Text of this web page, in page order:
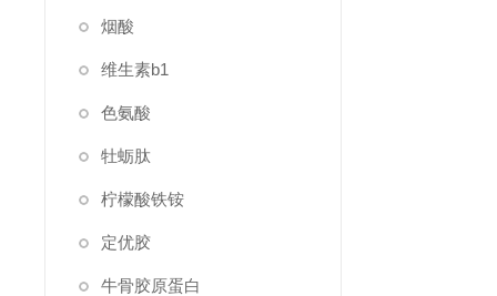
烟酸
维生素b1
色氨酸
牡蛎肽
柠檬酸铁铵
定优胶
牛骨胶原蛋白